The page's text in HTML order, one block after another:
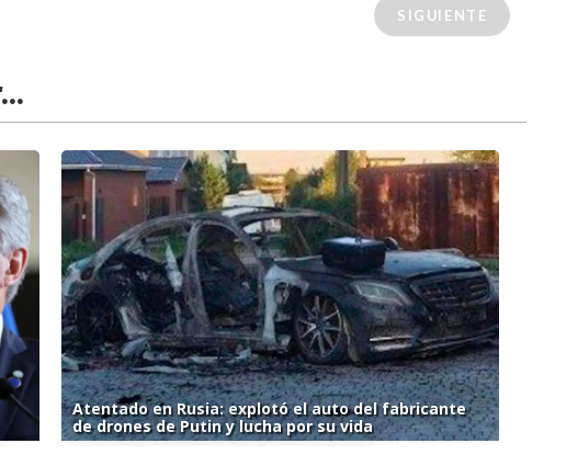
SIGUIENTE
Atentado en Rusia: explotó el auto del fabricante
de drones de Putin y lucha por su vida